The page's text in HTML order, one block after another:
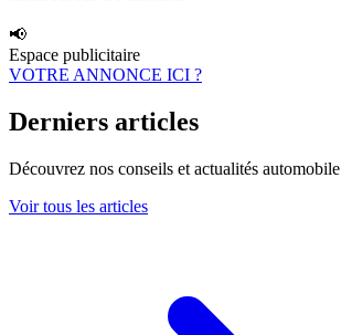
📢
Espace publicitaire
VOTRE ANNONCE ICI ?
Derniers articles
Découvrez nos conseils et actualités automobile
Voir tous les articles